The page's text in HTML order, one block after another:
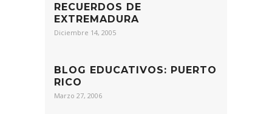
RECUERDOS DE
EXTREMADURA
Diciembre 14, 2005
BLOG EDUCATIVOS: PUERTO
RICO
Marzo 27, 2006